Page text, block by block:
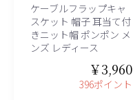
ケーブルフラップキャ
スケット 帽子 耳当て付
きニット帽 ポンポン メ
ンズ レディース
￥3,960
396ポイント